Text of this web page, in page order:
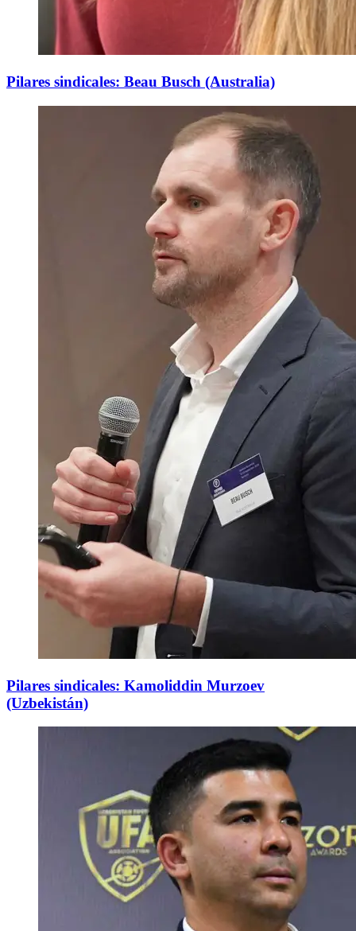
Pilares sindicales: Beau Busch (Australia)
Pilares sindicales: Kamoliddin Murzoev
(Uzbekistán)